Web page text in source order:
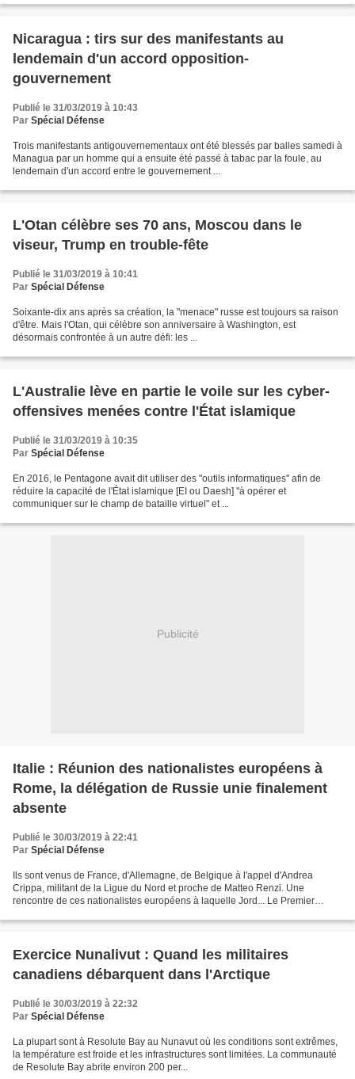
Nicaragua : tirs sur des manifestants au
lendemain d'un accord opposition-
gouvernement
Publié le 31/03/2019 à 10:43
Par Spécial Défense
Trois manifestants antigouvernementaux ont été blessés par balles samedi à
Managua par un homme qui a ensuite été passé à tabac par la foule, au
lendemain d'un accord entre le gouvernement ...
L'Otan célèbre ses 70 ans, Moscou dans le
viseur, Trump en trouble-fête
Publié le 31/03/2019 à 10:41
Par Spécial Défense
Soixante-dix ans après sa création, la "menace" russe est toujours sa raison
d'être. Mais l'Otan, qui célèbre son anniversaire à Washington, est
désormais confrontée à un autre défi: les ...
L'Australie lève en partie le voile sur les cyber-
offensives menées contre l'État islamique
Publié le 31/03/2019 à 10:35
Par Spécial Défense
En 2016, le Pentagone avait dit utiliser des "outils informatiques" afin de
réduire la capacité de l'État islamique [EI ou Daesh] "à opérer et
communiquer sur le champ de bataille virtuel" et ...
Publicité
Italie : Réunion des nationalistes européens à
Rome, la délégation de Russie unie finalement
absente
Publié le 30/03/2019 à 22:41
Par Spécial Défense
Ils sont venus de France, d'Allemagne, de Belgique à l'appel d'Andrea
Crippa, militant de la Ligue du Nord et proche de Matteo Renzi. Une
rencontre de ces nationalistes européens à laquelle Jord... Le Premier
Exercice Nunalivut : Quand les militaires
canadiens débarquent dans l'Arctique
Publié le 30/03/2019 à 22:32
Par Spécial Défense
La plupart sont à Resolute Bay au Nunavut où les conditions sont extrêmes,
la température est froide et les infrastructures sont limitées. La communauté
de Resolute Bay abrite environ 200 per...